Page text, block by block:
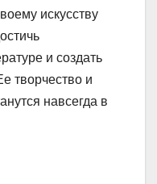
искусству
и создать
творчество и
навсегда в